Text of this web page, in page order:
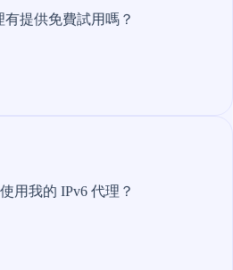
有提供免費試用嗎？
用我的 IPv6 代理？